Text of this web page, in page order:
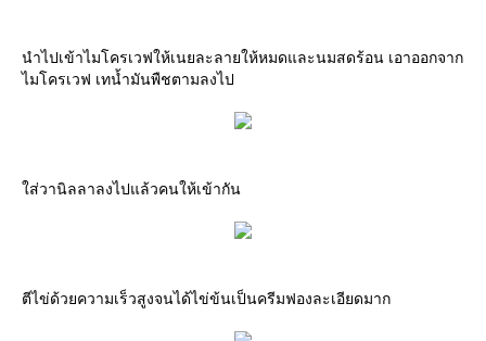
นำไปเข้าไมโครเวฟให้เนยละลายให้หมดและนมสดร้อน เอาออกจาก
ไมโครเวฟ เทน้ำมันพืชตามลงไป
ใส่วานิลลาลงไปแล้วคนให้เข้ากัน
ตีไข่ด้วยความเร็วสูงจนได้ไข่ข้นเป็นครีมฟองละเอียดมาก